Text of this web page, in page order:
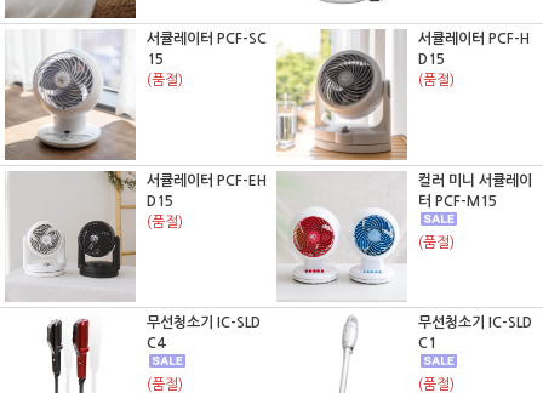
서큘레이터 PCF-SC
15
(품절)
서큘레이터 PCF-H
D15
(품절)
서큘레이터 PCF-EH
D15
(품절)
컬러 미니 서큘레이
터 PCF-M15
(품절)
무선청소기 IC-SLD
C4
(품절)
무선청소기 IC-SLD
C1
(품절)